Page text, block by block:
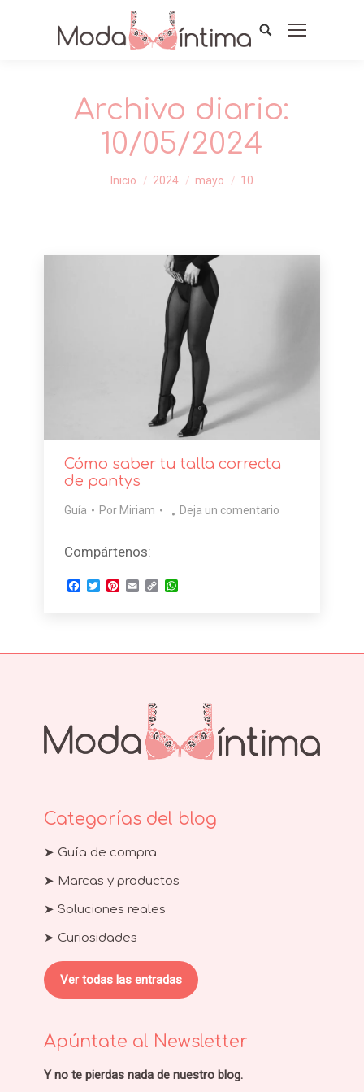
Archivo diario:
10/05/2024
Inicio 2024 mayo 10
Cómo saber tu talla correcta
de pantys
Guía Por Miriam Deja un comentario
Compártenos:
Facebook
TwitterPinterest
EmailCopyWhatsApp
Categorías del blog
➤ Guía de compra
➤ Marcas y productos
➤ Soluciones reales
➤ Curiosidades
Ver todas las entradas
Apúntate al Newsletter
Y no te pierdas nada de nuestro blog.